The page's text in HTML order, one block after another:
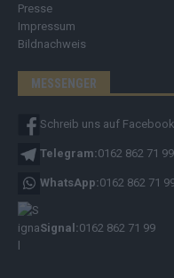
Presse
Impressum
Bildnachweis
MESSENGER
Schreib uns auf Facebook
Telegram:0162 862 71 99
WhatsApp:0162 862 71
Signal:0162 862 71 99